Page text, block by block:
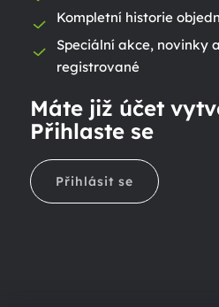
Kompletní historie
Speciální akce, novinky
registrované
Máte již účet
Přihlaste se
Přihlásit se